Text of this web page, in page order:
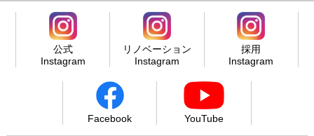
公式
Instagram
リノベーション
Instagram
採用
Instagram
Facebook YouTube